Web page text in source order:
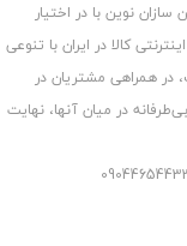
نوین با در اختیار
کالا در ایران با تنوعی
در همراهی مشتریان در
در میان آنها، نهایت